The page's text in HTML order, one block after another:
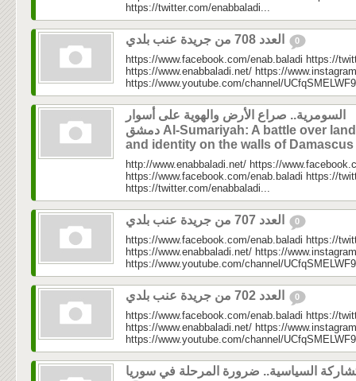
https://twitter.com/enabbaladi...
0
https://www.facebook.com/enab.baladi https://
https://www.enabbaladi.net/ https://
https://www.youtube.com/channel/
السومرية.. صراع الأرض والهوية على أسوار
دمشق Al-Sumariyah: A battle over land
and identity on the walls of Damascus
http://www.enabbaladi.net/ https://
https://www.facebook.com/enab.baladi https://
https://twitter.com/enabbaladi...
0
https://www.facebook.com/enab.baladi https://
https://www.enabbaladi.net/ https://
https://www.youtube.com/channel/
0
https://www.facebook.com/enab.baladi https://
https://www.enabbaladi.net/ https://
https://www.youtube.com/channel/
السياسية.. ضرورة المرحلة في سوريا